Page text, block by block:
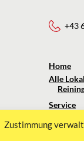
Zustimmung
+43
Home
Alle
Service
Über uns